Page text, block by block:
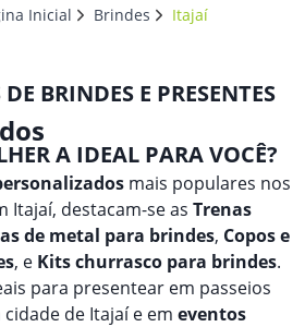
Inicial Brindes Itajaí
BRINDES E PRESENTES
A IDEAL PARA VOCÊ?
mais populares nos
Itajaí, destacam-se as Trenas
de metal para brindes, Copos e
, e Kits churrasco para brindes.
para presentear em passeios
de Itajaí e em eventos